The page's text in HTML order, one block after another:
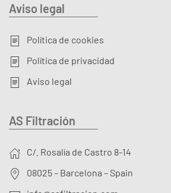
Aviso legal
Política de cookies
Política de privacidad
Aviso legal
AS Filtración
C/. Rosalía de Castro 8-14
08025 – Barcelona – Spain